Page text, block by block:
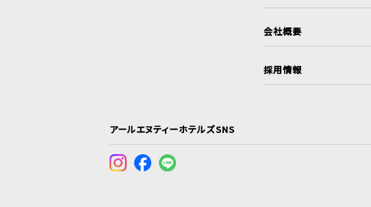
会社概要
採用情報
アールエヌティーホテルズSNS